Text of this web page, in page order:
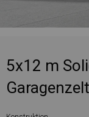
5x12 m
Garagenzelt